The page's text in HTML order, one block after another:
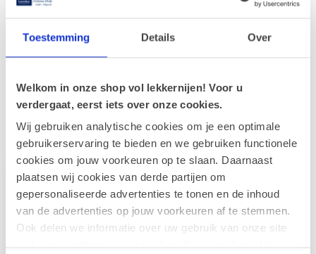
Toestemming Details Over
Welkom in onze shop vol lekkernijen! Voor u
verdergaat, eerst iets over onze cookies.
Wij gebruiken analytische cookies om je een optimale
gebruikerservaring te bieden en we gebruiken functionele
cookies om jouw voorkeuren op te slaan. Daarnaast
plaatsen wij cookies van derde partijen om
gepersonaliseerde advertenties te tonen en de inhoud
van de advertenties op jouw voorkeuren af te stemmen.
Ook delen we informatie over uw gebruik van onze site
Leonidas Pralines 1,5kg
Op voorraad
Recent bekeken